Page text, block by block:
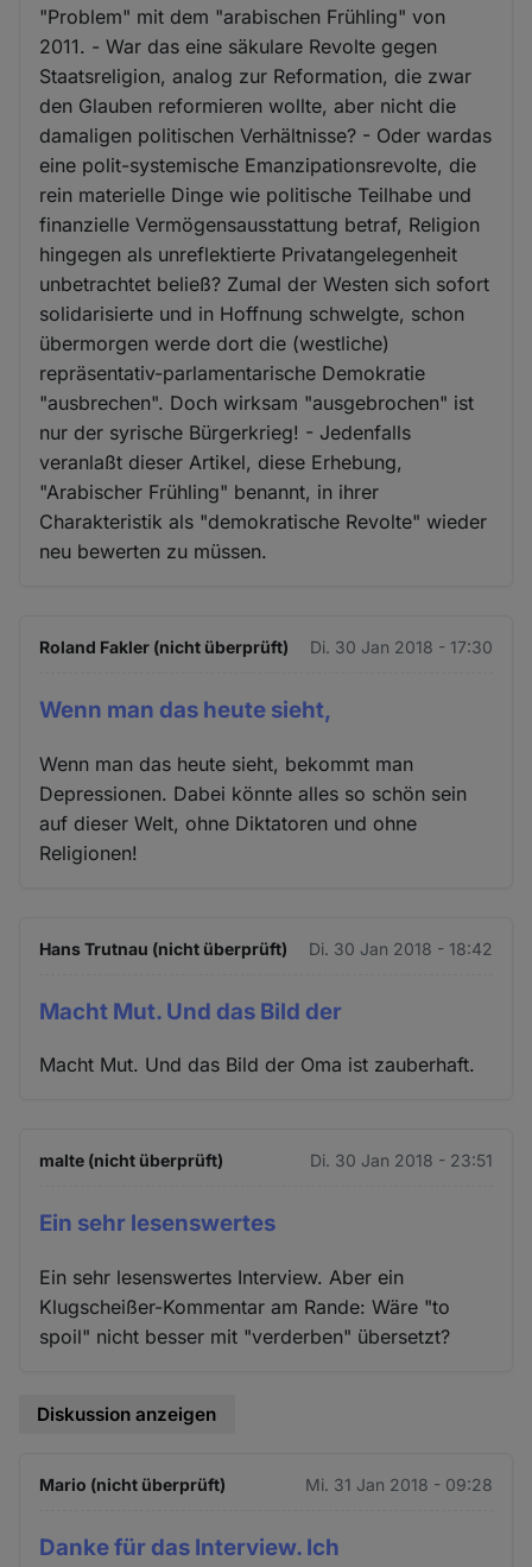
"Problem" mit dem "arabischen Frühling" von
2011. - War das eine säkulare Revolte gegen
Staatsreligion, analog zur Reformation, die zwar
den Glauben reformieren wollte, aber nicht die
damaligen politischen Verhältnisse? - Oder wardas
eine polit-systemische Emanzipationsrevolte, die
rein materielle Dinge wie politische Teilhabe und
finanzielle Vermögensausstattung betraf, Religion
hingegen als unreflektierte Privatangelegenheit
unbetrachtet beließ? Zumal der Westen sich sofort
solidarisierte und in Hoffnung schwelgte, schon
übermorgen werde dort die (westliche)
repräsentativ-parlamentarische Demokratie
"ausbrechen". Doch wirksam "ausgebrochen" ist
nur der syrische Bürgerkrieg! - Jedenfalls
veranlaßt dieser Artikel, diese Erhebung,
"Arabischer Frühling" benannt, in ihrer
Charakteristik als "demokratische Revolte" wieder
neu bewerten zu müssen.
Roland Fakler (nicht überprüft) Di. 30 Jan 2018 - 17:30
Wenn man das heute sieht,
Wenn man das heute sieht, bekommt man
Depressionen. Dabei könnte alles so schön sein
auf dieser Welt, ohne Diktatoren und ohne
Religionen!
Hans Trutnau (nicht überprüft) Di. 30 Jan 2018 - 18:42
Macht Mut. Und das Bild der
Macht Mut. Und das Bild der Oma ist zauberhaft.
malte (nicht überprüft) Di. 30 Jan 2018 - 23:51
Ein sehr lesenswertes
Ein sehr lesenswertes Interview. Aber ein
Klugscheißer-Kommentar am Rande: Wäre "to
spoil" nicht besser mit "verderben" übersetzt?
Diskussion anzeigen
Mario (nicht überprüft) Mi. 31 Jan 2018 - 09:28
Danke für das Interview. Ich